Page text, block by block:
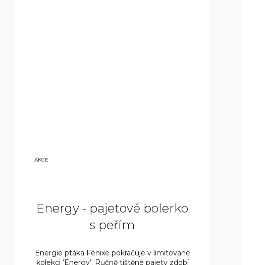
AKCE
Energy - pajetové bolerko
s peřím
Energie ptáka Fénixe pokračuje v limitované
kolekci ‘Energy’. Ručně tištěné pajety zdobí